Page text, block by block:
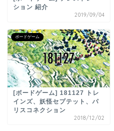
ション 紹介
2019/09/04
ボードゲーム
[ボードゲーム] 181127 トレ
インズ、妖怪セプテット、パ
リスコネクション
2018/12/02